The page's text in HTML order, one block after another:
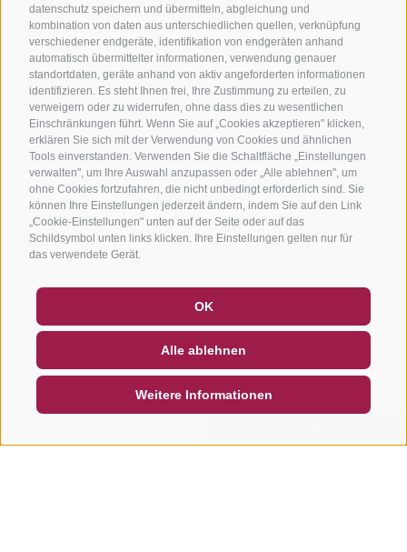
datenschutz speichern und übermitteln, abgleichung und
kombination von daten aus unterschiedlichen quellen, verknüpfung
verschiedener endgeräte, identifikation von endgeräten anhand
automatisch übermittelter informationen, verwendung genauer
standortdaten, geräte anhand von aktiv angeforderten informationen
identifizieren. Es steht Ihnen frei, Ihre Zustimmung zu erteilen, zu
verweigern oder zu widerrufen, ohne dass dies zu wesentlichen
Einschränkungen führt. Wenn Sie auf „Cookies akzeptieren" klicken,
erklären Sie sich mit der Verwendung von Cookies und ähnlichen
Tools einverstanden. Verwenden Sie die Schaltfläche „Einstellungen
verwalten", um Ihre Auswahl anzupassen oder „Alle ablehnen", um
ohne Cookies fortzufahren, die nicht unbedingt erforderlich sind. Sie
können Ihre Einstellungen jederzeit ändern, indem Sie auf den Link
„Cookie-Einstellungen" unten auf der Seite oder auf das
Schildsymbol unten links klicken. Ihre Einstellungen gelten nur für
das verwendete Gerät.
OK
Alle ablehnen
Weitere Informationen
NEWSLETTER
SOCIAL WALL WETTER